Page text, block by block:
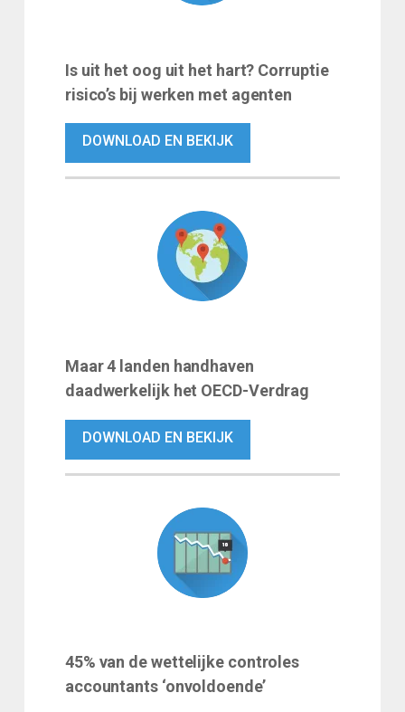
Is uit het oog uit het hart? Corruptie
risico’s bij werken met agenten
DOWNLOAD EN BEKIJK
Maar 4 landen handhaven
daadwerkelijk het OECD-Verdrag
DOWNLOAD EN BEKIJK
45% van de wettelijke controles
accountants ‘onvoldoende’